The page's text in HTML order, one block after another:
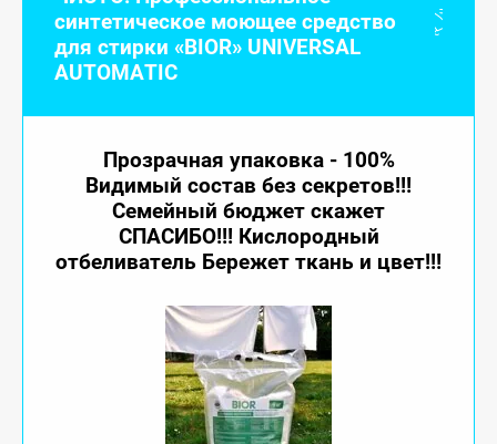
синтетическое моющее средство
для стирки «BIOR» UNIVERSAL
AUTOMATIC
Прозрачная упаковка - 100%
Видимый состав без секретов!!!
Семейный бюджет скажет
СПАСИБО!!! Кислородный
отбеливатель Бережет ткань и цвет!!!